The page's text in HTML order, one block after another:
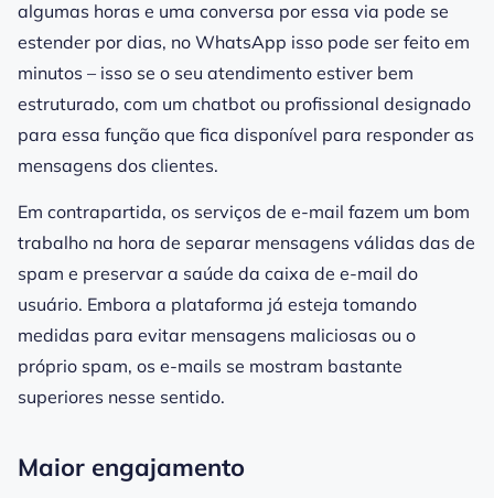
algumas horas e uma conversa por essa via pode se
estender por dias, no WhatsApp isso pode ser feito em
minutos – isso se o seu atendimento estiver bem
estruturado, com um chatbot ou profissional designado
para essa função que fica disponível para responder as
mensagens dos clientes.
Em contrapartida, os serviços de e-mail fazem um bom
trabalho na hora de separar mensagens válidas das de
spam e preservar a saúde da caixa de e-mail do
usuário. Embora a plataforma já esteja tomando
medidas para evitar mensagens maliciosas ou o
próprio spam, os e-mails se mostram bastante
superiores nesse sentido.
Maior engajamento